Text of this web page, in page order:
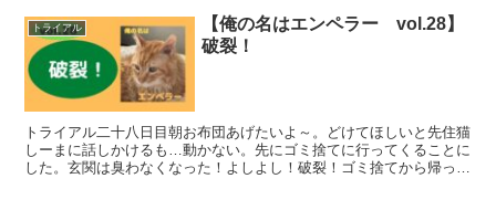
トライアル
【俺の名はエンペラー vol.28】
破裂！
トライアル二十八日目朝お布団あげたいよ～。どけてほしいと先住猫
しーまに話しかけるも…動かない。先にゴミ捨てに行ってくることに
した。玄関は臭わなくなった！よしよし！破裂！ゴミ捨てから帰って